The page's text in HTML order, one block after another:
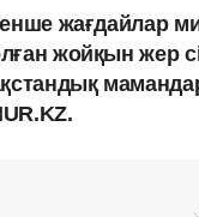
жағдайлар
жойқын жер